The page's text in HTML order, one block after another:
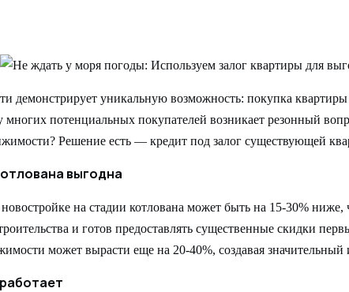
демонстрирует уникальную возможность: покупка квартиры
потенциальных покупателей возникает резонный
Решение есть — кредит под залог существующей
выгодна
на стадии котлована может быть на 15-30%
и готов предоставлять существенные скидки
может вырасти еще на 20-40%, создавая